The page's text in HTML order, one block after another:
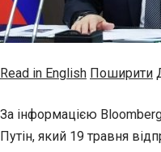
Read in English Поширити
За інформацією
Путін, який 19 травня